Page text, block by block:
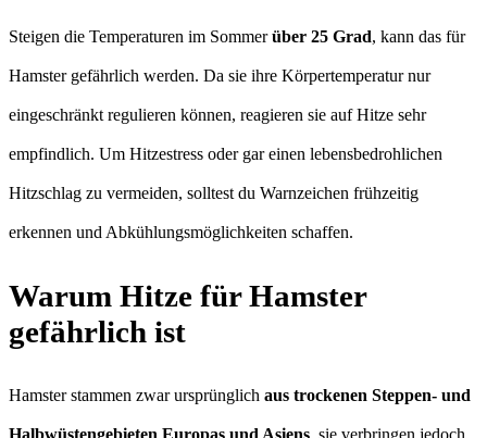
Steigen die Temperaturen im Sommerüber 25 Grad, kann das für
Hamster gefährlich werden. Da sie ihre Körpertemperatur nur
eingeschränkt regulieren können, reagieren sie auf Hitze sehr
empfindlich. Um Hitzestress oder gar einen lebensbedrohlichen
Hitzschlag zu vermeiden, solltest du Warnzeichen frühzeitig
erkennen und Abkühlungsmöglichkeiten schaffen.
Warum Hitze für Hamster
gefährlich ist
Hamster stammen zwar ursprünglich aus trockenen Steppen- und
Halbwüstengebieten Europas und Asiens , sie verbringen jedoch